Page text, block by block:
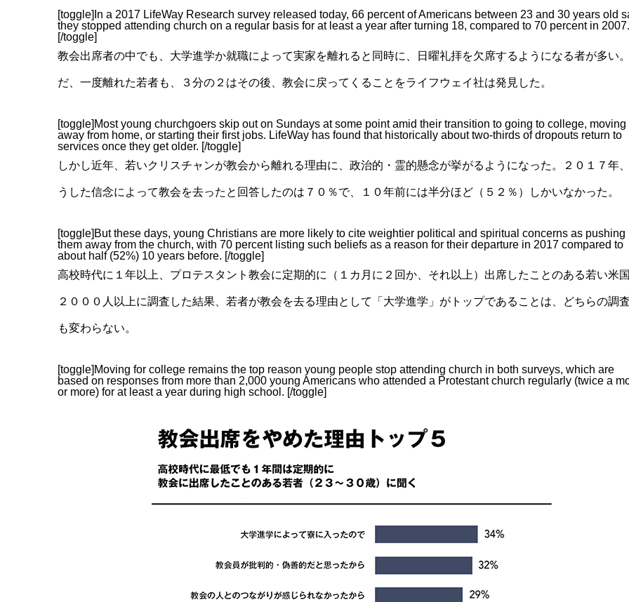
[toggle]In a 2017 LifeWay Research survey released today, 66 percent of Americans between 23 and 30 years old
they stopped attending church on a regular basis for at least a year after turning 18, compared to 70 percent in 2007.
[/toggle]
教会出席者の中でも、大学進学か就職によって実家を離れると同時に、日曜礼拝を欠席するようになる者が多い
だ、一度離れた若者も、３分の２はその後、教会に戻ってくることをライフウェイ社は発見した。
[toggle]Most young churchgoers skip out on Sundays at some point amid their transition to going to college, moving
away from home, or starting their first jobs. LifeWay has found that historically about two-thirds of dropouts return to
services once they get older. [/toggle]
しかし近年、若いクリスチャンが教会から離れる理由に、政治的・霊的懸念が挙がるようになった。２０１７年
うした信念によって教会を去ったと回答したのは７０％で、１０年前には半分ほど（５２％）しかいなかった。
[toggle]But these days, young Christians are more likely to cite weightier political and spiritual concerns as pushing
them away from the church, with 70 percent listing such beliefs as a reason for their departure in 2017 compared to
about half (52%) 10 years before. [/toggle]
高校時代に１年以上、プロテスタント教会に定期的に（１カ月に２回か、それ以上）出席したことのある若い米
２０００人以上に調査した結果、若者が教会を去る理由として「大学進学」がトップであることは、どちらの調
も変わらない。
[toggle]Moving for college remains the top reason young people stop attending church in both surveys, which are
based on responses from more than 2,000 young Americans who attended a Protestant church regularly (twice a
or more) for at least a year during high school. [/toggle]